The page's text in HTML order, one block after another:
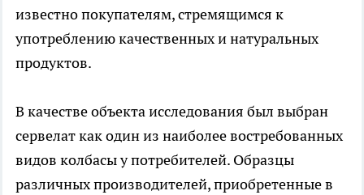
известно покупателям, стремящимся к
употреблению качественных и натуральных
продуктов.
В качестве объекта исследования был выбран
сервелат как один из наиболее востребованных
видов колбасы у потребителей. Образцы
различных производителей, приобретенные в